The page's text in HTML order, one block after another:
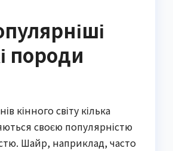
породи
кінного світу кілька
своєю популярністю
Шайр, наприклад, часто